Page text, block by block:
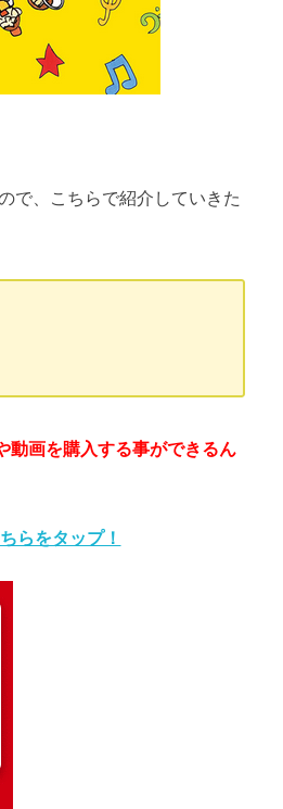
で、こちらで紹介していきた
動画を購入する事ができるん
らをタップ！